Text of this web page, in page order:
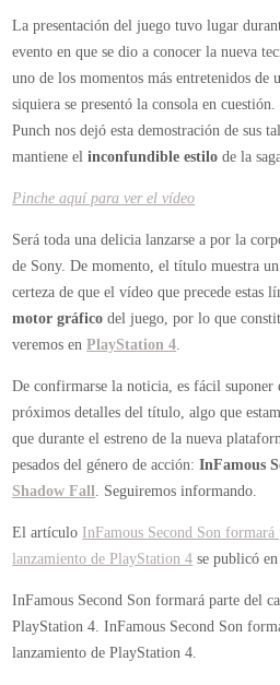
La presentación del juego tuvo lugar
evento en que se dio a conocer la nueva
uno de los momentos más entretenidos de
siquiera se presentó la consola en
Punch nos dejó esta demostración de sus
mantiene elinconfundible estilo de la
Pinche aquí para ver el vídeo
Será toda una delicia lanzarse a por la
de Sony. De momento, el título muestra
certeza de que el vídeo que precede estas
motor gráfico del juego, por lo que
veremos enPlayStation 4.
De confirmarse la noticia, es fácil suponer
próximos detalles del título, algo que
que durante el estreno de la nueva
pesados del género de acción:InFamous
Shadow Fall. Seguiremos informando.
El artículo InFamous Second Son formará
lanzamiento de PlayStation 4 se publicó
InFamous Second Son formará parte del
PlayStation 4.InFamous Second Son
lanzamiento de PlayStation 4.